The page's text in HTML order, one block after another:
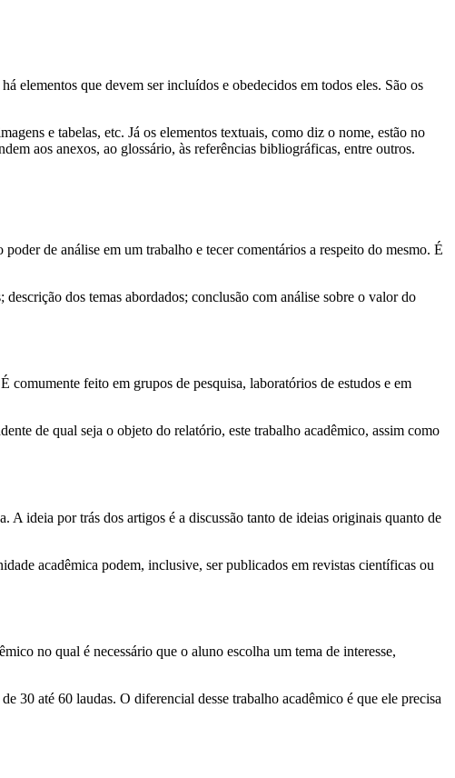
elementos que devem ser incluídos e obedecidos em todos eles. São os
e tabelas, etc. Já os elementos textuais, como diz o nome, estão no
aos anexos, ao glossário, às referências bibliográficas, entre outros.
de análise em um trabalho e tecer comentários a respeito do mesmo. É
dos temas abordados; conclusão com análise sobre o valor do
comumente feito em grupos de pesquisa, laboratórios de estudos e em
de qual seja o objeto do relatório, este trabalho acadêmico, assim como
A ideia por trás dos artigos é a discussão tanto de ideias originais quanto de
acadêmica podem, inclusive, ser publicados em revistas científicas ou
no qual é necessário que o aluno escolha um tema de interesse,
30 até 60 laudas. O diferencial desse trabalho acadêmico é que ele precisa